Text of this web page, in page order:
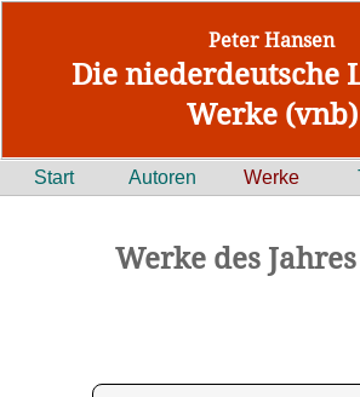
Peter Hansen
Die niederdeutsche
Werke (vnb)
Start Autoren Werke
Werke des